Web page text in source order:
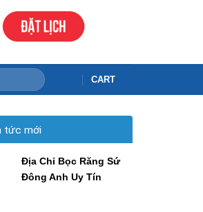
CART
tức mới
Địa Chỉ Bọc Răng Sứ
Đông Anh Uy Tín